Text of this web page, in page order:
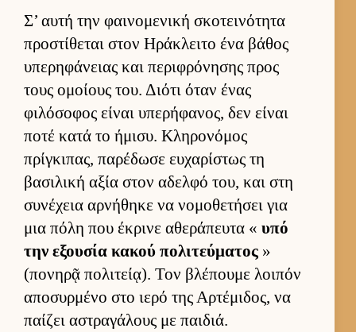
Σ’ αυτή την φαι­νομενική σκοτει­νότητα
προστίθεται στον Ηράκλειτο ένα βάθος
υπερηφάνειας και περιφρόνησης προς
τους ομοί­ους του. Διότι όταν ένας
φιλόσοφος εί­ναι υπερήφανος, δεν εί­ναι
ποτέ κατά το ήμισυ. Κληρονόμος
πρίγκιπας, παρέδωσε ευ­χαρίστως τη
βασιλική αξία στον αδελφό του, και στη
συνέχεια αρ­νήθηκε να νομοθετήσει για
μια πόλη που έκρινε αθεράπευτα « υπό
την εξου­σία κακού πολιτεύ­ματος »
(πονηρᾷ πολιτεί­ᾳ). Τον βλέπουμε λοι­πόν
αποσυρ­μένο στο ιερό της Αρ­τέμιδος, να
παί­ζει αστραγάλους με παι­διά.